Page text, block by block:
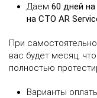
Даем 60 дней на
на СТО AR
При
вас будет месяц,
полностью
Варианты